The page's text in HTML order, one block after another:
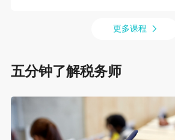
更多课程
五分钟了解税务师